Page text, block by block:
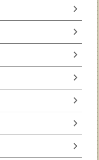
chevron_right
chevron_right
chevron_right
chevron_right
chevron_right
chevron_right
chevron_right